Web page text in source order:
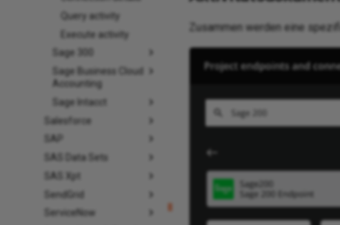
Query activity
Execute activity
Sage 300
Sage Business Cloud
Accounting
Sage Intacct
Salesforce
SAP
SAS Data Sets
SAS Xpt
SendGrid
ServiceNow
Zusammen werden eine